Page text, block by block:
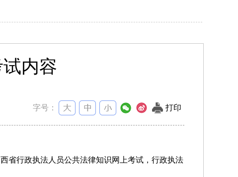
内容
字号： 打印
行政执法人员公共法律知识网上考试，行政执法